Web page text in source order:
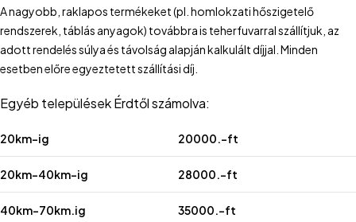
A nagyobb, raklapos termékeket (pl. homlokzati hőszigetelő
rendszerek, táblás anyagok) továbbra is teherfuvarral szállítjuk, az
adott rendelés súlya és távolság alapján kalkulált díjjal. Minden
esetben előre egyeztetett szállítási díj.
Egyéb települések Érdtől számolva:
20km-ig 20000.-ft
20km-40km-ig 28000.-ft
40km-70km.ig 35000.-ft